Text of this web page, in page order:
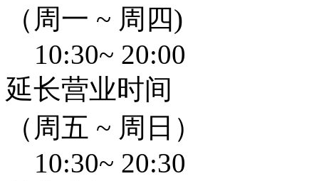
（周一 ~ 周四)
10:30~ 20:00
延长营业时间
（周五 ~ 周日）
10:30~ 20:30